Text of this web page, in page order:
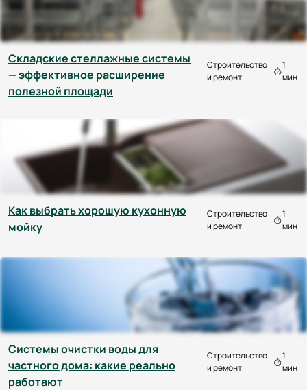
Складские стеллажные системы
— эффективное расширение
полезной площади
Строительство
и ремонт
1
мин
Как выбрать хорошую кухонную
мойку
Строительство
и ремонт
1
мин
Системы очистки воды для
частного дома: какие реально
работают
Строительство
и ремонт
1
мин